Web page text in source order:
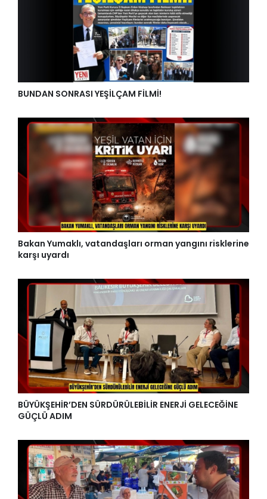
Balıkesir'e Fransız yatırımı
BUNDAN SONRASI YEŞİLÇAM FİLMİ!
Bakan Yumaklı, vatandaşları orman yangını risklerine
karşı uyardı